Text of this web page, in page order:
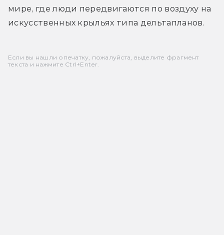
мире, где люди передвигаются по воздуху на
искусственных крыльях типа дельтапланов.
Если вы нашли опечатку, пожалуйста, выделите фрагмент
текста и нажмите Ctrl+Enter.